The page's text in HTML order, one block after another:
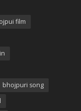
film
bhojpuri song